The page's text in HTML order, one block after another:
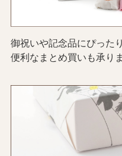
御祝いや記念品にぴった
便利なまとめ買いも承りま